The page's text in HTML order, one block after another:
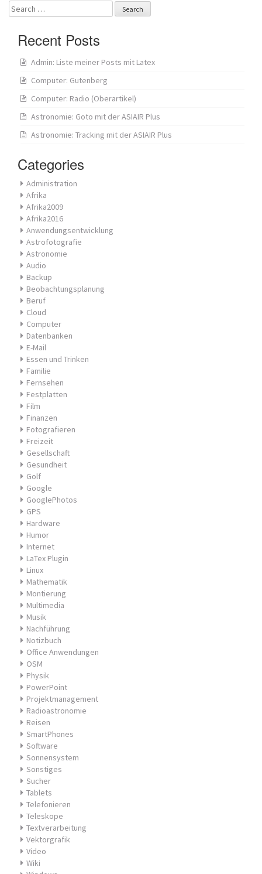
Search
for:
Recent Posts
Admin: Liste meiner Posts mit Latex
Computer: Gutenberg
Computer: Radio (Oberartikel)
Astronomie: Goto mit der ASIAIR Plus
Astronomie: Tracking mit der ASIAIR Plus
Categories
Administration
Afrika
Afrika2009
Afrika2016
Anwendungsentwicklung
Astrofotografie
Astronomie
Audio
Backup
Beobachtungsplanung
Beruf
Cloud
Computer
Datenbanken
E-Mail
Essen und Trinken
Familie
Fernsehen
Festplatten
Film
Finanzen
Fotografieren
Freizeit
Gesellschaft
Gesundheit
Golf
Google
GooglePhotos
GPS
Hardware
Humor
Internet
LaTex Plugin
Linux
Mathematik
Montierung
Multimedia
Musik
Nachführung
Notizbuch
Office Anwendungen
OSM
Physik
PowerPoint
Projektmanagement
Radioastronomie
Reisen
SmartPhones
Software
Sonnensystem
Sonstiges
Sucher
Tablets
Telefonieren
Teleskope
Textverarbeitung
Vektorgrafik
Video
Wiki